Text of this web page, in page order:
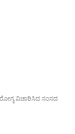
ವಿಚಾರಿಸಿದ ಸಂಸದ